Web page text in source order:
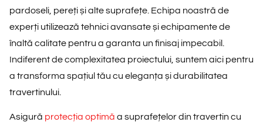
pardoseli, pereți și alte suprafețe. Echipa noastră de
experți utilizează tehnici avansate și echipamente de
înaltă calitate pentru a garanta un finisaj impecabil.
Indiferent de complexitatea proiectului, suntem aici pentru
a transforma spațiul tău cu eleganța și durabilitatea
travertinului.
Asigură protecția optimă a suprafețelor din travertin cu